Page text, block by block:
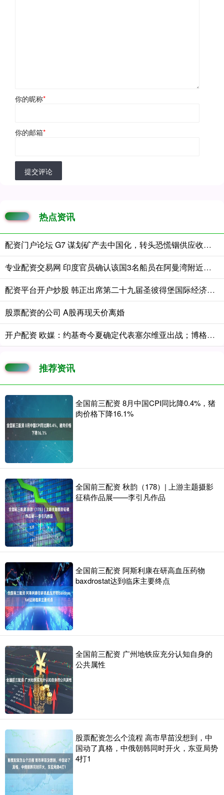
你的昵称*
你的邮箱*
提交评论
热点资讯
配资门户论坛 G7 谋划矿产去中国化，转头恐慌铟供应收紧，西方地缘算计陷入两难困局
专业配资交易网 印度官员确认该国3名船员在阿曼湾附近遭袭死亡
配资平台开户炒股 韩正出席第二十九届圣彼得堡国际经济论坛全会并致辞，就践行全球治理倡议提出四点建议
股票配资的公司 A股再现天价离婚
开户配资 欧媒：约基奇今夏确定代表塞尔维亚出战；博格丹缺席7月比赛
推荐资讯
全国前三配资 8月中国CPI同比降0.4%，猪
肉价格下降16.1%
全国前三配资 秋韵（178）| 上游主题摄影
征稿作品展——李引凡作品
全国前三配资 阿斯利康在研高血压药物
baxdrostat达到临床主要终点
全国前三配资 广州地铁应充分认知自身的
公共属性
股票配资怎么个流程 高市早苗没想到，中
国动了真格，中俄朝韩同时开火，东亚局势
4打1